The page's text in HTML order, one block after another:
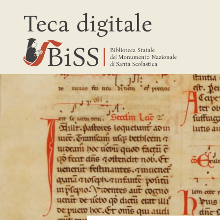
Teca digitale
Biblioteca Statale del Monumento Nazionale di Santa